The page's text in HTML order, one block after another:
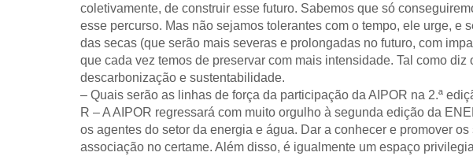
coletivamente, de construir esse futuro. Sabemos que só
esse percurso. Mas não sejamos tolerantes com o tempo, ele urge,
das secas (que serão mais severas e prolongadas no futuro, com
que cada vez temos de preservar com mais intensidade. Tal como
descarbonização e sustentabilidade.
– Quais serão as linhas de força da participação da AIPOR na 2.ª
R – A AIPOR regressará com muito orgulho à segunda edição da
os agentes do setor da energia e água. Dar a conhecer e promover
associação no certame. Além disso, é igualmente um espaço